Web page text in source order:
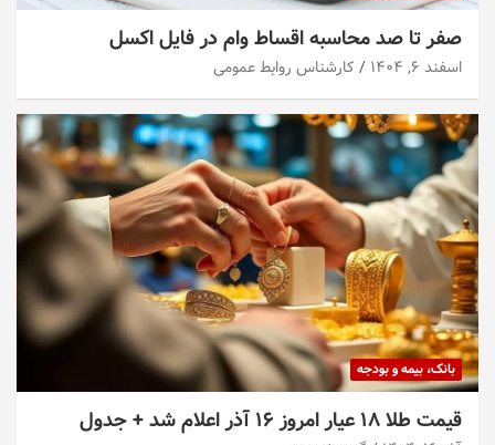
صفر تا صد محاسبه اقساط وام در فایل اکسل
اسفند ۶, ۱۴۰۴ کارشناس روابط عمومی
بانک، بیمه و بودجه
قیمت طلا ۱۸ عیار امروز ۱۶ آذر اعلام شد + جدول